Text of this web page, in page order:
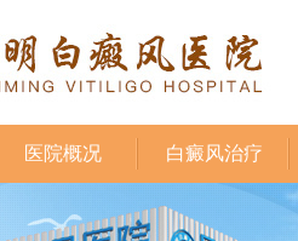
医院概况 白癜风治疗